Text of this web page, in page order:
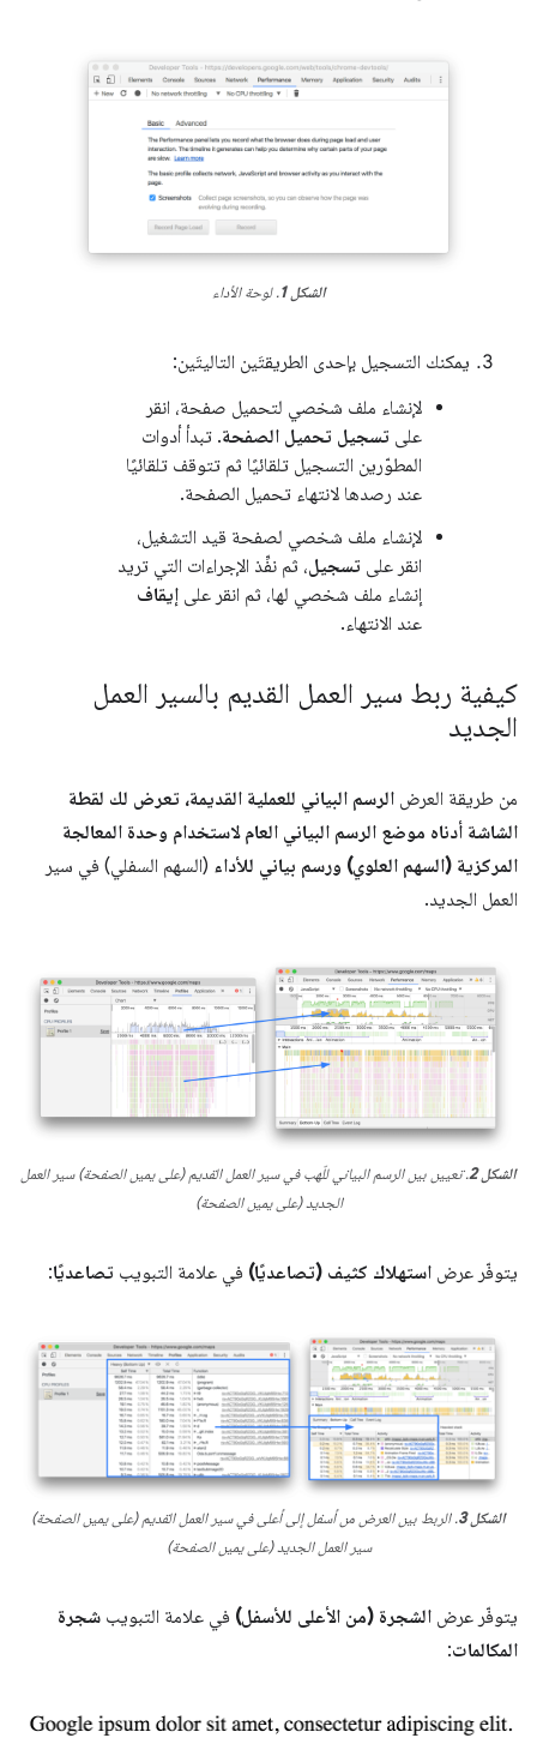
الشكل 1 . لوحة الأداء
يمكنك التسجيل بإحدى الطريقتَين التاليتَين:
لإنشاء ملف شخصي لتحميل صفحة، انقر
على تسجيل تحميل الصفحة. تبدأ أدوات
المطوّرين التسجيل تلقائيًا ثم تتوقف تلقائيًا
عند رصدها لانتهاء تحميل الصفحة.
لإنشاء ملف شخصي لصفحة قيد التشغيل،
انقر على تسجيل، ثم نفِّذ الإجراءات التي تريد
إنشاء ملف شخصي لها، ثم انقر على إيقاف
عند الانتهاء.
كيفية ربط سير العمل القديم بالسير العمل
الجديد
من طريقة العرض الرسم البياني للعملية القديمة، تعرض لك لقطة
الشاشة أدناه موضع الرسم البياني العام لاستخدام وحدة المعالجة
المركزية (السهم العلوي) ورسم بياني للأداء (السهم السفلي) في سير
العمل الجديد.
الشكل 2 . تعيين بين الرسم البياني للّهب في سير العمل القديم (على يمين الصفحة) سير العمل
الجديد (على يمين الصفحة)
يتوفّر عرض استهلاك كثيف (تصاعديًا) في علامة التبويب تصاعديًا:
الشكل 3 . الربط بين العرض من أسفل إلى أعلى في سير العمل القديم (على يمين الصفحة)
سير العمل الجديد (على يمين الصفحة)
يتوفّر عرض الشجرة (من الأعلى للأسفل) في علامة التبويب شجرة
المكالمات: